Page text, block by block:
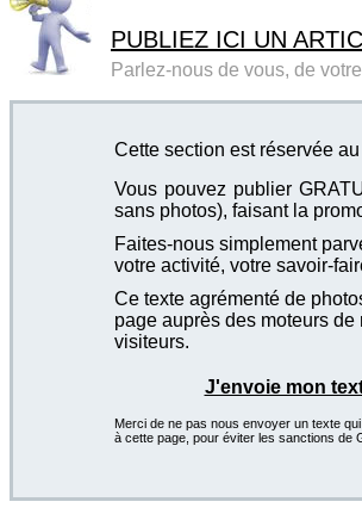
PUBLIEZ ICI UN
Parlez-nous de vous, de
Cette section est réservée
Vous pouvez publier
sans photos), faisant la
Faites-nous simplement
votre activité, votre savoir-
Ce texte agrémenté de
page auprès des moteurs
visiteurs.
J'envoie mon
Merci de ne pas nous envoyer un texte
à cette page, pour éviter les sanctions de